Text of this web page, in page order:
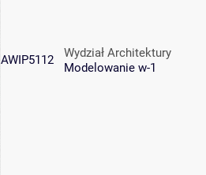
AWIP5112
Wydział Architektury
Modelowanie w-1